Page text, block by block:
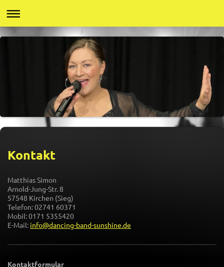
Kontakt
Matthias Simon
Arnold-Jung-Str. 8
57548 Kirchen (Sieg)
Telefon: 02741 60371
Mobil: 0171 5355420
E-Mail: info@dancing-band-sunshine.de
Kontaktformular